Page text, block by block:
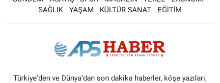
SAĞLIK
YAŞAM KÜLTÜR SANAT EĞİTİM
Türkiye'den ve Dünya’dan son dakika haberler, köşe yazıları,